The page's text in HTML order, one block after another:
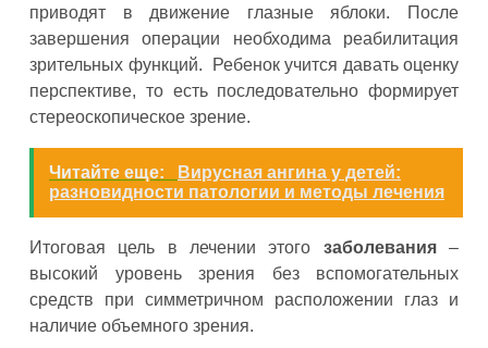
приводят в движение глазные яблоки. После
завершения операции необходима реабилитация
зрительных функций. Ребенок учится давать оценку
перспективе, то есть последовательно формирует
стереоскопическое зрение.
Читайте еще:
Вирусная ангина у детей:
разновидности патологии и методы лечения
Итоговая цель в лечении этого заболевания–
высокий уровень зрения без вспомогательных
средств при симметричном расположении глаз и
наличие объемного зрения.